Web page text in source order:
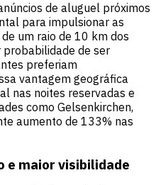
de aluguel próximos
para impulsionar as
um raio de 10 km dos
probabilidade de ser
preferiam
vantagem geográfica
nas noites reservadas e
como Gelsenkirchen,
aumento de 133% nas
e maior visibilidade